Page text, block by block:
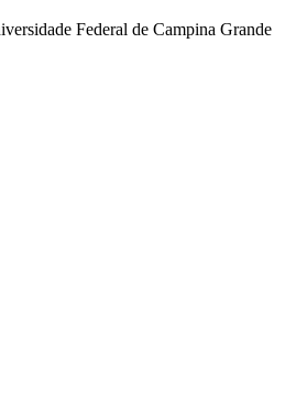
Federal de Campina Grande